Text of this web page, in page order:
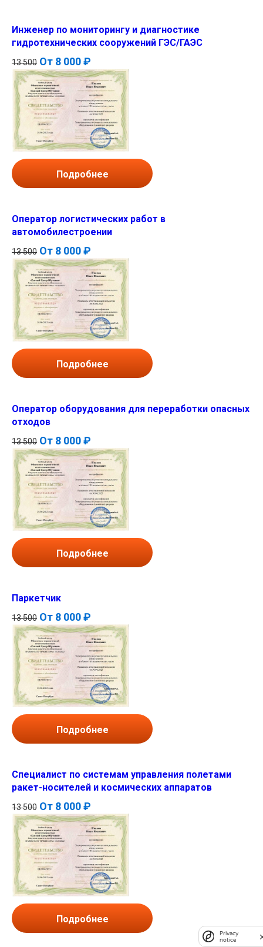
Инженер по мониторингу и диагностике
гидротехнических сооружений ГЭС/ГАЭС
13 500 От 8 000 ₽
Подробнее
Оператор логистических работ в
автомобилестроении
13 500 От 8 000 ₽
Подробнее
Оператор оборудования для переработки опасных
отходов
13 500 От 8 000 ₽
Подробнее
Паркетчик
13 500 От 8 000 ₽
Подробнее
Специалист по системам управления полетами
ракет-носителей и космических аппаратов
13 500 От 8 000 ₽
Подробнее
Privacy
notice